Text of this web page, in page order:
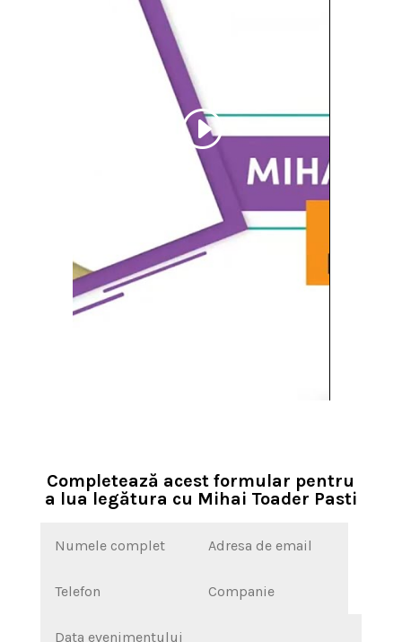
Completează acest formular pentru
a lua legătura cu Mihai Toader Pasti